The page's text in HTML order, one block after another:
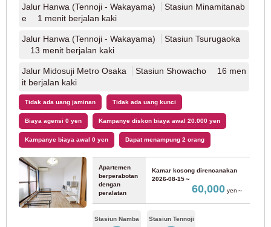
Jalur Hanwa (Tennoji - Wakayama)
Stasiun Minamitanab
e 1 menit berjalan kaki
Jalur Hanwa (Tennoji - Wakayama)
Stasiun Tsurugaoka
13 menit berjalan kaki
Jalur Midosuji Metro Osaka
Stasiun Showacho 16 men
it berjalan kaki
Tidak ada uang jaminan Tidak ada uang kunci
Biaya agensi 0 yen Kampanye diskon biaya awal 20.000 yen
Kampanye biaya awal 0 yen Dapat menampung 2 orang
Apartemen
berperabotan
dengan
peralatan
Kamar kosong direncanakan
2026-08-15～
60,000yen～
Stasiun Namba Stasiun Tennoji
Jalur Seibu Tamako (5)
Kereta Listrik Keio
Jalur Keio (110)
Jalur Baru Keio (20)
Jalur Keio Inokashira (46)
Jalur Keio Sagamihara (3)
Jalur Keio Takao (1)